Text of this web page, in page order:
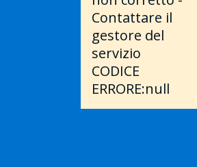
Contattare il
gestore del
servizio
CODICE
ERRORE:null